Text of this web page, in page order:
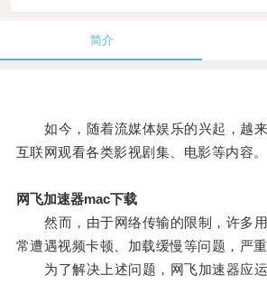
简介
如今，随着流媒体娱乐的兴起，越来
互联网观看各类影视剧集、电影等内容。
网飞加速器mac下载
然而，由于网络传输的限制，许多用
常遭遇视频卡顿、加载缓慢等问题，严
为了解决上述问题，网飞加速器应运